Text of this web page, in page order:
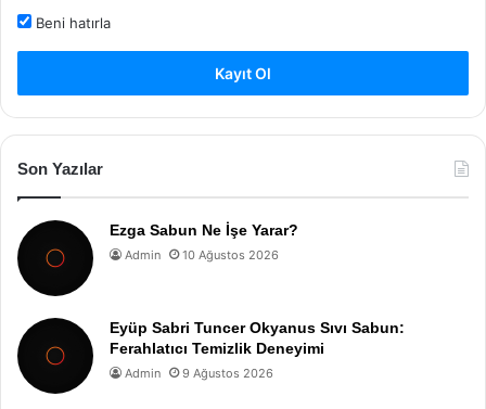
Beni hatırla
Kayıt Ol
Son Yazılar
Ezga Sabun Ne İşe Yarar?
Admin 10 Ağustos 2026
Eyüp Sabri Tuncer Okyanus Sıvı Sabun:
Ferahlatıcı Temizlik Deneyimi
Admin 9 Ağustos 2026